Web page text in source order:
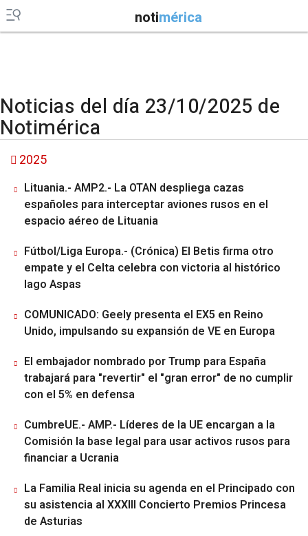
notimérica
Noticias del día 23/10/2025 de
Notimérica
2025
Lituania.- AMP2.- La OTAN despliega cazas
españoles para interceptar aviones rusos en el
espacio aéreo de Lituania
Fútbol/Liga Europa.- (Crónica) El Betis firma otro
empate y el Celta celebra con victoria al histórico
Iago Aspas
COMUNICADO: Geely presenta el EX5 en Reino
Unido, impulsando su expansión de VE en Europa
El embajador nombrado por Trump para España
trabajará para "revertir" el "gran error" de no cumplir
con el 5% en defensa
CumbreUE.- AMP.- Líderes de la UE encargan a la
Comisión la base legal para usar activos rusos para
financiar a Ucrania
La Familia Real inicia su agenda en el Principado con
su asistencia al XXXIII Concierto Premios Princesa
de Asturias